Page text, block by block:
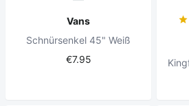
Vans
Schnürsenkel 45" Weiß
€7.95